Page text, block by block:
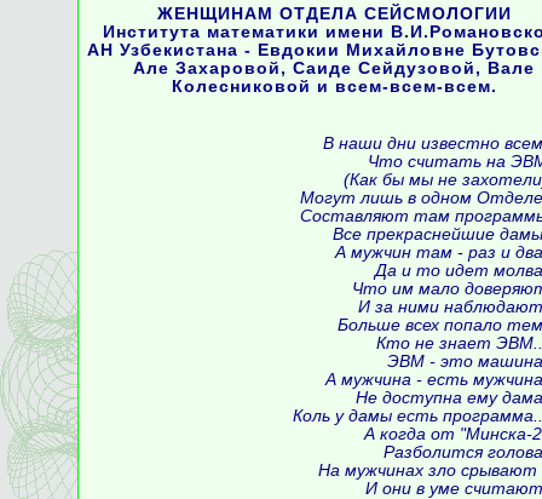
ЖЕНЩИНАМ ОТДЕЛА СЕЙСМОЛОГИИ
Института математики имени
АН Узбекистана - Евдокии Михайловне
Але Захаровой, Саиде Сейдузовой, Вале
Колесниковой и всем-всем-всем.
В наши дни известно
Что считать на
(Как бы мы не
Могут лишь в одном
Составляют там
Все прекраснейшие
А мужчин там - раз и
Да и то идет
Что им мало
И за ними
Больше всех попало
Кто не знает
ЭВМ - это
А мужчина - есть
Не доступна ему
Коль у дамы есть
А когда от "Минска-
Разболится
На мужчинах зло срывают
И они в уме